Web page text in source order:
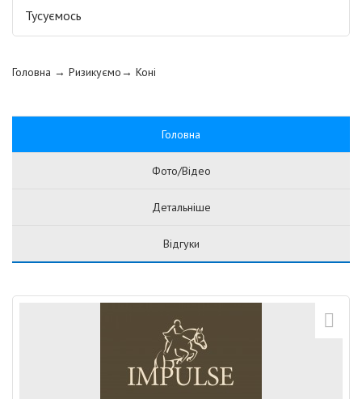
Тусуємось
Головна → Ризикуємо→ Коні
Головна
Фото/Відео
Детальніше
Відгуки